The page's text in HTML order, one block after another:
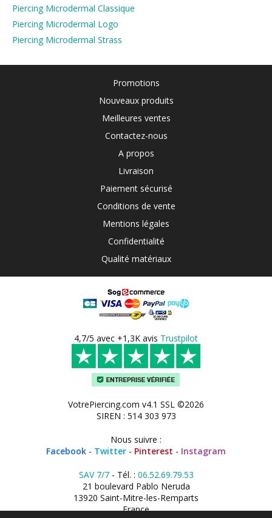
Piercing Microdermal Classique
Piercing Microdermal Logo
Piercing Microdermal Strass
Promotions
Nouveaux produits
Meilleures ventes
Contactez-nous
A propos
Livraison
Paiement sécurisé
Conditions de vente
Mentions légales
Confidentialité
Qualité matériaux
4,7/5 avec +1,3K avis Trustpilot
VotrePiercing.com v4.1 SSL ©2026
SIREN : 514 303 973
Nous suivre :
Facebook - Twitter - Pinterest - Instagram
SAV 7/7- Tél. : 06.52.69.79.53
21 boulevard Pablo Neruda
13920 Saint-Mitre-les-Remparts
France